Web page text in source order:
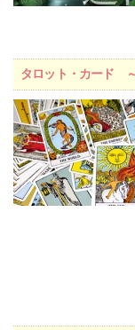
タロット・カード